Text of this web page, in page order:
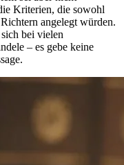
Kriterien, die sowohl
angelegt würden.
bei vielen
– es gebe keine